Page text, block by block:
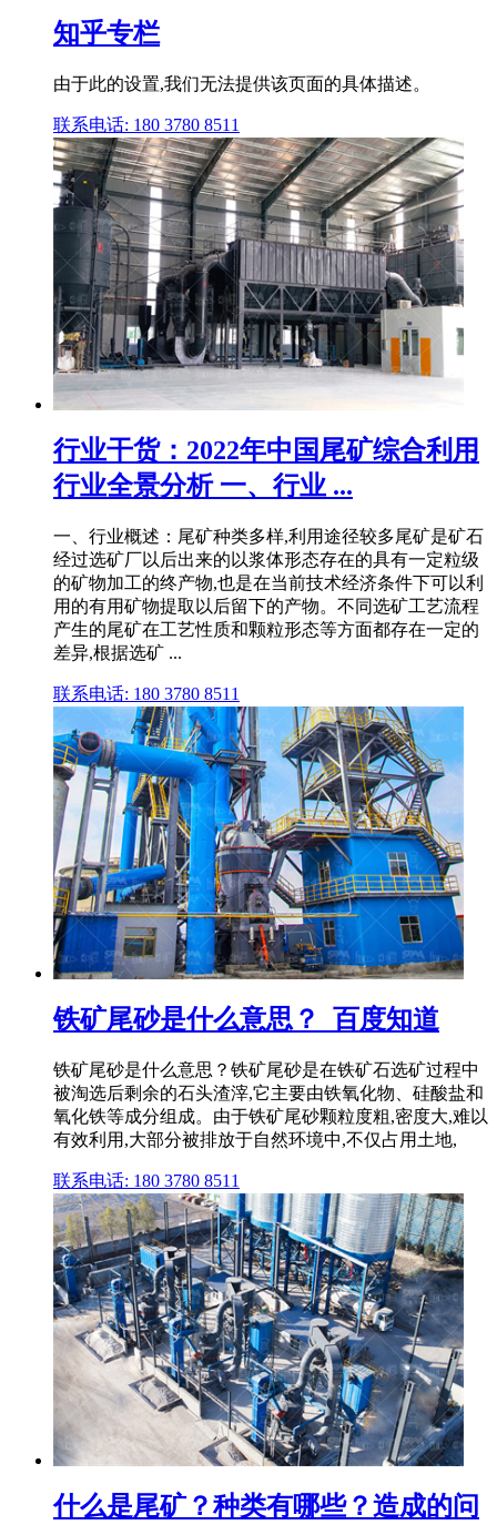
知乎专栏
由于此的设置,我们无法提供该页面的具体描述。
联系电话: 180 3780 8511
行业干货：2022年中国尾矿综合利用
行业全景分析 一、行业 ...
一、行业概述：尾矿种类多样,利用途径较多尾矿是矿石
经过选矿厂以后出来的以浆体形态存在的具有一定粒级
的矿物加工的终产物,也是在当前技术经济条件下可以利
用的有用矿物提取以后留下的产物。不同选矿工艺流程
产生的尾矿在工艺性质和颗粒形态等方面都存在一定的
差异,根据选矿 ...
联系电话: 180 3780 8511
铁矿尾砂是什么意思？_百度知道
铁矿尾砂是什么意思？铁矿尾砂是在铁矿石选矿过程中
被淘选后剩余的石头渣滓,它主要由铁氧化物、硅酸盐和
氧化铁等成分组成。由于铁矿尾砂颗粒度粗,密度大,难以
有效利用,大部分被排放于自然环境中,不仅占用土地,
联系电话: 180 3780 8511
什么是尾矿？种类有哪些？造成的问